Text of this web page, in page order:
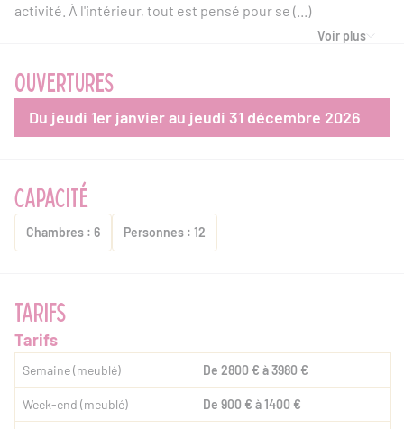
activité. À l'intérieur, tout est pensé pour se (...)
Voir plus
OUVERTURES
Du jeudi 1er janvier au jeudi 31 décembre 2026
CAPACITÉ
Chambres : 6 Personnes : 12
TARIFS
Tarifs
Semaine (meublé) De 2800 € à 3980 €
Week-end (meublé) De 900 € à 1400 €